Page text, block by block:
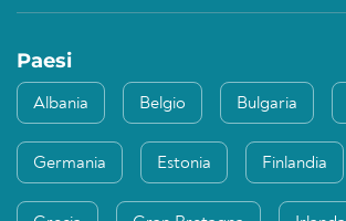
Paesi
Albania Belgio Bulgaria
Germania Estonia Finlandia